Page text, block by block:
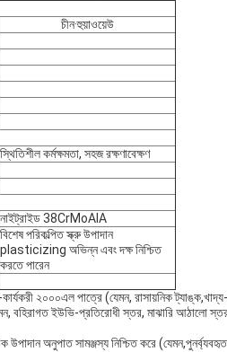
চীন·হুয়াওয়েউ
স্থিতিশীল কর্মক্ষমতা, সহজ রক্ষণাবেক্ষণ
নাইট্রাইড 38CrMoAIA
বিশেষ পরিকল্পিত স্ক্রু উপাদান
plasticizing অভিন্ন এবং দক্ষ নিশ্চিত
করতে পারেন
কার্যকরী ২০০০এল পাত্রে (যেমন, রাসায়নিক
ইউভি-প্রতিরোধী স্তর, মাঝারি আঠালো
উপাদান অনুপাত সামঞ্জস্য নিশ্চিত করে